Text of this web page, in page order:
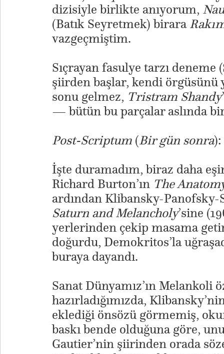
dizisiyle birlikte anıyorum,
(Batık Seyretmek) birara
vazgeçmiştim.
Sıçrayan fasulye tarzı
şiirden başlar, kendi örgüsünü
sonu gelmez, Tristram Shandy
— bütün bu parçalar aslında
Post-Scriptum(Bir gün sonra):
İşte duramadım, biraz daha
Richard Burton’ın The
ardından Klibansky-
Saturn and Melancholy’sine
yerlerinden çekip masama
doğurdu, Demokritos’la
buraya dayandı.
Sanat Dünyamız’ın Melankoli
hazırladığımızda,
eklediği önsözü görmemiş,
baskı bende olduğuna göre,
Gautier’nin şiirinden orada